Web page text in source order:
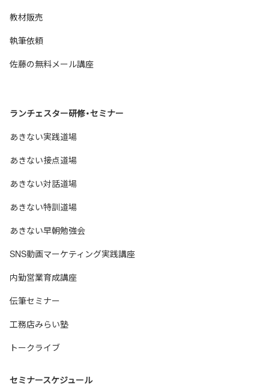
教材販売
執筆依頼
佐藤の無料メール講座
ランチェスター研修・セミナー
あきない実践道場
あきない接点道場
あきない対話道場
あきない特訓道場
あきない早朝勉強会
SNS動画マーケティング実践講座
内勤営業育成講座
伝筆セミナー
工務店みらい塾
トークライブ
セミナースケジュール